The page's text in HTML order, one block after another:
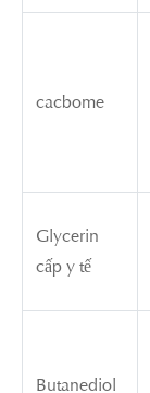
cacbome
Glycerin
cấp y tế
Butanediol